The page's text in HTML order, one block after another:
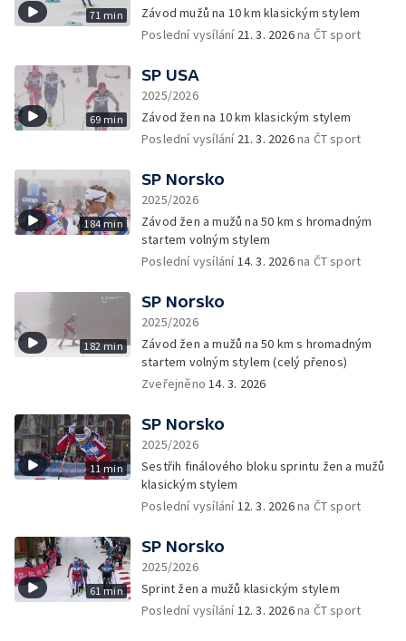
71 min
Závod mužů na 10 km klasickým stylem
Poslední vysílání 21. 3. 2026na ČT sport
69 min
SP USA
2025/2026
Závod žen na 10 km klasickým stylem
Poslední vysílání 21. 3. 2026na ČT sport
184 min
SP Norsko
2025/2026
Závod žen a mužů na 50 km s hromadným
startem volným stylem
Poslední vysílání14. 3. 2026na ČT sport
182 min
SP Norsko
2025/2026
Závod žen a mužů na 50 km s hromadným
startem volným stylem (celý přenos)
Zveřejněno14. 3. 2026
11 min
SP Norsko
2025/2026
Sestřih finálového bloku sprintu žen a mužů
klasickým stylem
Poslední vysílání12. 3. 2026na ČT sport
61 min
SP Norsko
2025/2026
Sprint žen a mužů klasickým stylem
Poslední vysílání12. 3. 2026na ČT sport